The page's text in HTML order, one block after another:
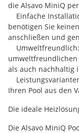
die Alsavo MiniQ
Einfache
benötigen Sie
anschließen und
umweltfreundlichen
als auch nachhaltig
Ihren Pool aus den
Die ideale
Die Alsavo MiniQ